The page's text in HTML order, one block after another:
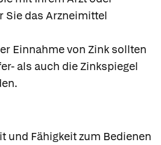
Sie das Arzneimittel
Einnahme von Zink sollten
als auch die Zinkspiegel
und Fähigkeit zum Bedienen